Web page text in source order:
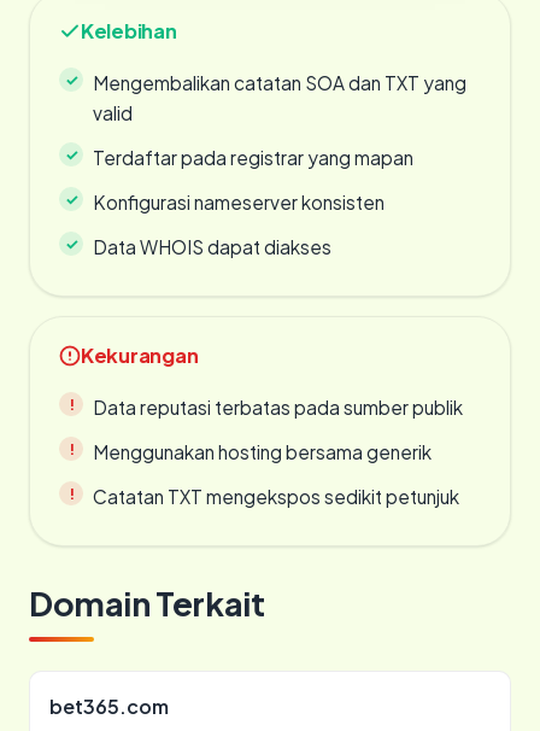
Kelebihan
Mengembalikan catatan SOA dan TXT yang
valid
Terdaftar pada registrar yang mapan
Konfigurasi nameserver konsisten
Data WHOIS dapat diakses
Kekurangan
Data reputasi terbatas pada sumber publik
Menggunakan hosting bersama generik
Catatan TXT mengekspos sedikit petunjuk
Domain Terkait
bet365.com